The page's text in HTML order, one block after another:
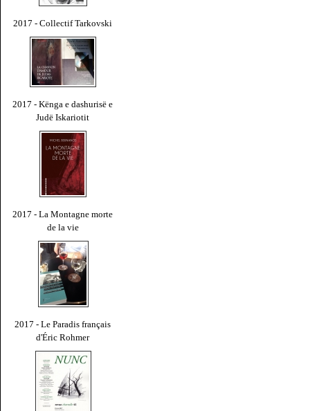
2017 - Collectif Tarkovski
2017 - Kënga e dashurisë e
Judë Iskariotit
2017 - La Montagne morte
de la vie
2017 - Le Paradis français
d'Éric Rohmer